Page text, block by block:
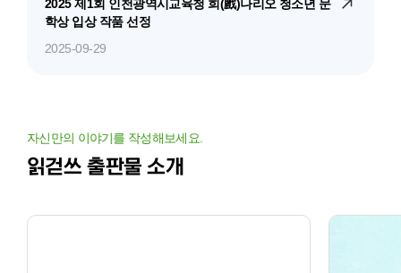
2025 제1회 인천광역시교육청 희(戲)나리오 청소년 문
학상 입상 작품 선정
2025-09-29
자신만의 이야기를 작성해보세요.
읽걷쓰 출판물 소개